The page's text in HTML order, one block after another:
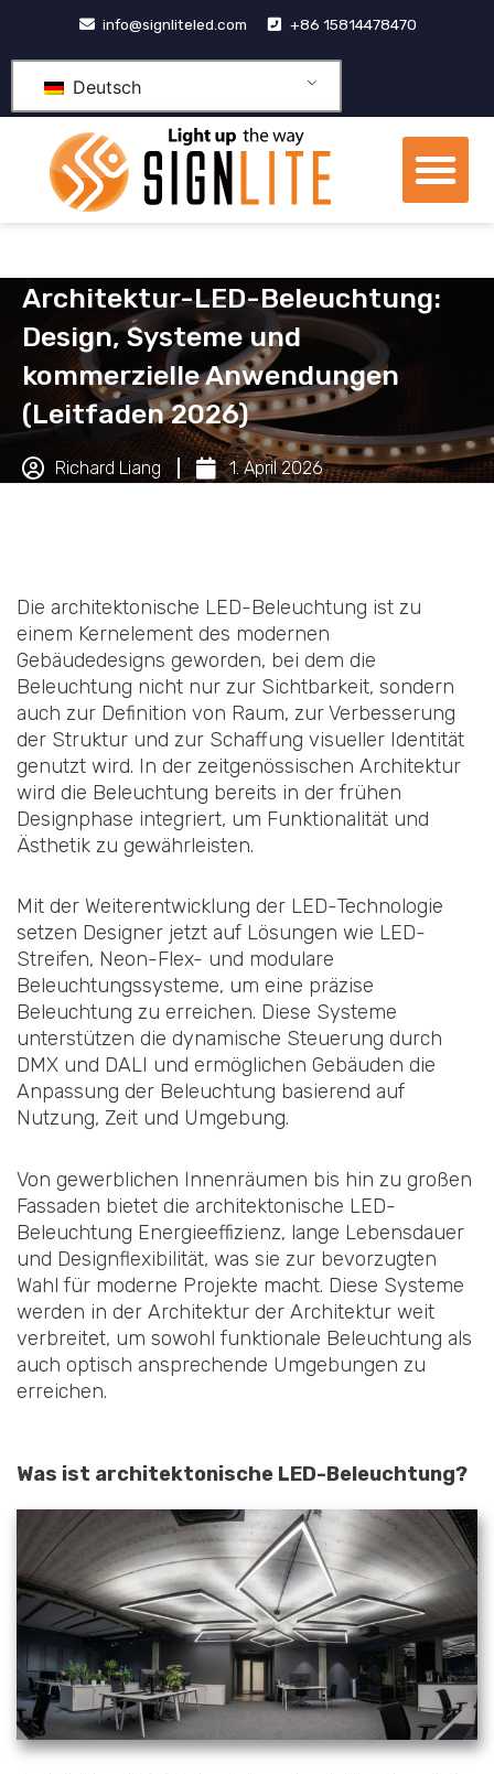
springen
info@signliteled.com +86 15814478470
Deutsch
Architektur-LED-Beleuchtung:
Design, Systeme und
kommerzielle Anwendungen
(Leitfaden 2026)
Richard Liang 1. April 2026
Die architektonische LED-Beleuchtung ist zu
einem Kernelement des modernen
Gebäudedesigns geworden, bei dem die
Beleuchtung nicht nur zur Sichtbarkeit, sondern
auch zur Definition von Raum, zur Verbesserung
der Struktur und zur Schaffung visueller Identität
genutzt wird. In der zeitgenössischen Architektur
wird die Beleuchtung bereits in der frühen
Designphase integriert, um Funktionalität und
Ästhetik zu gewährleisten.
Mit der Weiterentwicklung der LED-Technologie
setzen Designer jetzt auf Lösungen wie LED-
Streifen, Neon-Flex- und modulare
Beleuchtungssysteme, um eine präzise
Beleuchtung zu erreichen. Diese Systeme
unterstützen die dynamische Steuerung durch
DMX und DALI und ermöglichen Gebäuden die
Anpassung der Beleuchtung basierend auf
Nutzung, Zeit und Umgebung.
Von gewerblichen Innenräumen bis hin zu großen
Fassaden bietet die architektonische LED-
Beleuchtung Energieeffizienz, lange Lebensdauer
und Designflexibilität, was sie zur bevorzugten
Wahl für moderne Projekte macht. Diese Systeme
werden in der Architektur der Architektur weit
verbreitet, um sowohl funktionale Beleuchtung als
auch optisch ansprechende Umgebungen zu
erreichen.
Was ist architektonische LED-Beleuchtung?